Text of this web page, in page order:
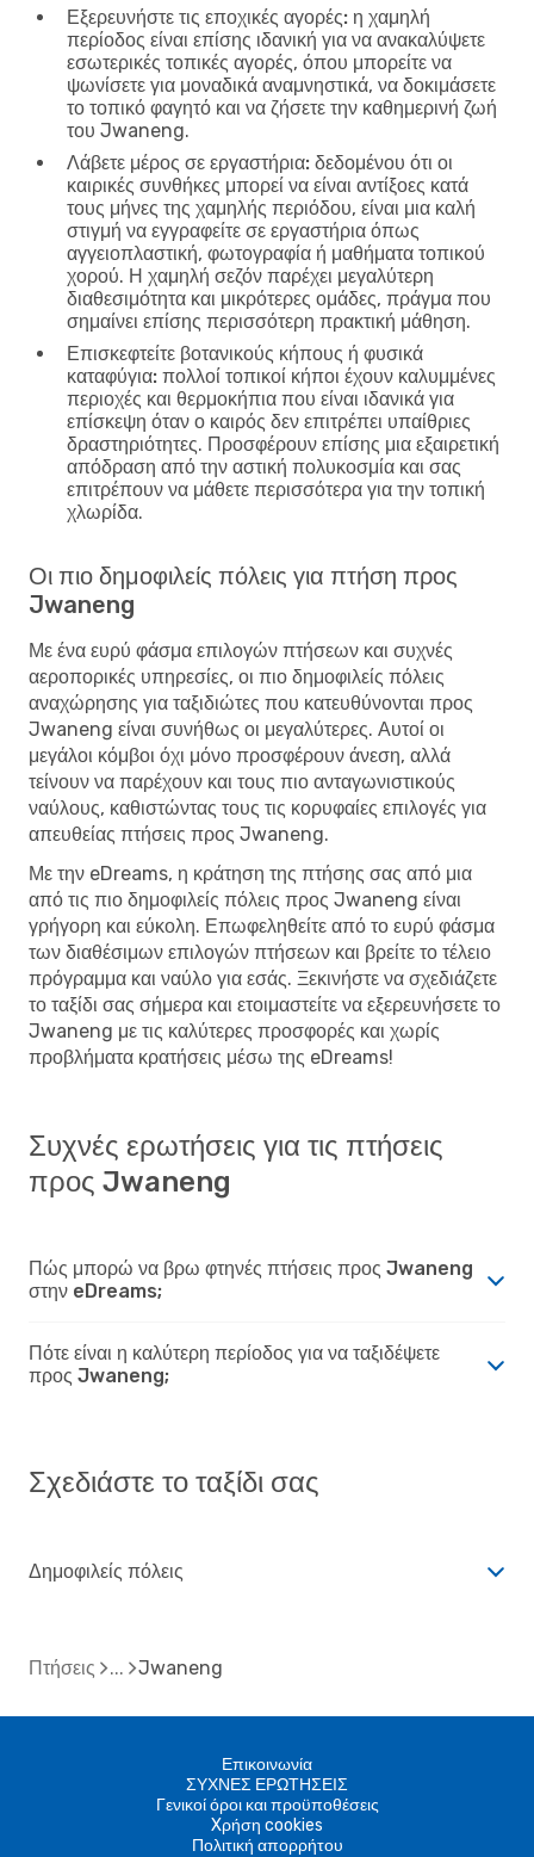
Εξερευνήστε τις εποχικές αγορές: η χαμηλή
περίοδος είναι επίσης ιδανική για να ανακαλύψετε
εσωτερικές τοπικές αγορές, όπου μπορείτε να
ψωνίσετε για μοναδικά αναμνηστικά, να δοκιμάσετε
το τοπικό φαγητό και να ζήσετε την καθημερινή ζωή
του Jwaneng.
Λάβετε μέρος σε εργαστήρια: δεδομένου ότι οι
καιρικές συνθήκες μπορεί να είναι αντίξοες κατά
τους μήνες της χαμηλής περιόδου, είναι μια καλή
στιγμή να εγγραφείτε σε εργαστήρια όπως
αγγειοπλαστική, φωτογραφία ή μαθήματα τοπικού
χορού. Η χαμηλή σεζόν παρέχει μεγαλύτερη
διαθεσιμότητα και μικρότερες ομάδες, πράγμα που
σημαίνει επίσης περισσότερη πρακτική μάθηση.
Επισκεφτείτε βοτανικούς κήπους ή φυσικά
καταφύγια: πολλοί τοπικοί κήποι έχουν καλυμμένες
περιοχές και θερμοκήπια που είναι ιδανικά για
επίσκεψη όταν ο καιρός δεν επιτρέπει υπαίθριες
δραστηριότητες. Προσφέρουν επίσης μια εξαιρετική
απόδραση από την αστική πολυκοσμία και σας
επιτρέπουν να μάθετε περισσότερα για την τοπική
χλωρίδα.
Οι πιο δημοφιλείς πόλεις για πτήση προς
Jwaneng
Με ένα ευρύ φάσμα επιλογών πτήσεων και συχνές
αεροπορικές υπηρεσίες, οι πιο δημοφιλείς πόλεις
αναχώρησης για ταξιδιώτες που κατευθύνονται προς
Jwaneng είναι συνήθως οι μεγαλύτερες. Αυτοί οι
μεγάλοι κόμβοι όχι μόνο προσφέρουν άνεση, αλλά
τείνουν να παρέχουν και τους πιο ανταγωνιστικούς
ναύλους, καθιστώντας τους τις κορυφαίες επιλογές για
απευθείας πτήσεις προς Jwaneng.
Με την eDreams, η κράτηση της πτήσης σας από μια
από τις πιο δημοφιλείς πόλεις προς Jwaneng είναι
γρήγορη και εύκολη. Επωφεληθείτε από το ευρύ φάσμα
των διαθέσιμων επιλογών πτήσεων και βρείτε το τέλειο
πρόγραμμα και ναύλο για εσάς. Ξεκινήστε να σχεδιάζετε
το ταξίδι σας σήμερα και ετοιμαστείτε να εξερευνήσετε το
Jwaneng με τις καλύτερες προσφορές και χωρίς
προβλήματα κρατήσεις μέσω της eDreams!
Συχνές ερωτήσεις για τις πτήσεις
προς Jwaneng
Πώς μπορώ να βρω φτηνές πτήσεις προς Jwaneng
στην eDreams;
Πότε είναι η καλύτερη περίοδος για να ταξιδέψετε
προς Jwaneng;
Σχεδιάστε το ταξίδι σας
Δημοφιλείς πόλεις
Πτήσεις Jwaneng
Επικοινωνία
ΣΥΧΝΕΣ ΕΡΩΤΗΣΕΙΣ
Γενικοί όροι και προϋποθέσεις
Xρήση cookies
Πολιτική απορρήτου